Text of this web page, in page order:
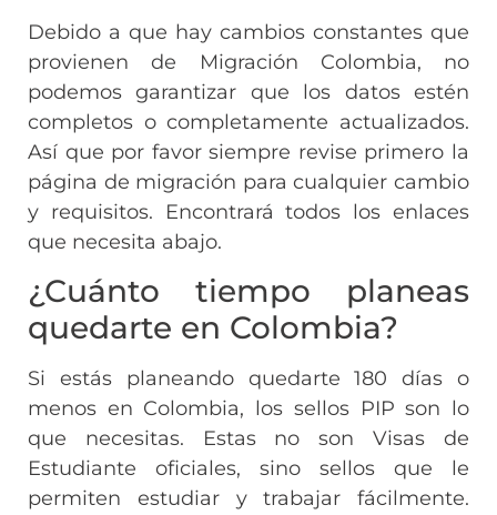
Debido a que hay cambios constantes que
provienen de Migración Colombia, no
podemos garantizar que los datos estén
completos o completamente actualizados.
Así que por favor siempre revise primero la
página de migración para cualquier cambio
y requisitos. Encontrará todos los enlaces
que necesita abajo.
¿Cuánto tiempo planeas
quedarte en Colombia?
Si estás planeando quedarte 180 días o
menos en Colombia, los sellos PIP son lo
que necesitas. Estas no son Visas de
Estudiante oficiales, sino sellos que le
permiten estudiar y trabajar fácilmente.